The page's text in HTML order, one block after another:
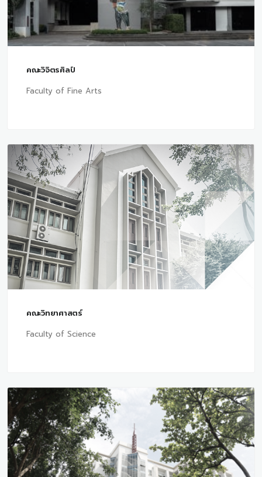
คณะวิจิตรศิลป์
Faculty of Fine Arts
คณะวิทยาศาสตร์
Faculty of Science